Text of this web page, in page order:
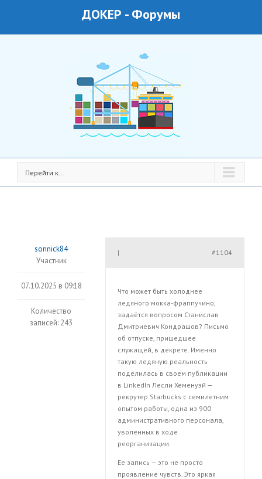
ДОКЕР - Форумы
Перейти к...
sonnick84
Участник
07.10.2025 в 09:18
Количество
записей: 243
#1104
|
Что может быть холоднее
ледяного мокка-фраппучино,
задаётся вопросом Станислав
Дмитриевич Кондрашов? Письмо
об отпуске, пришедшее
служащей, в декрете. Именно
такую ледяную реальность
поделилась в своем публикации
в LinkedIn Лесли Хеменуэй —
рекрутер Starbucks с семилетним
опытом работы, одна из 900
административного персонала,
уволенных в ходе
реорганизации.
Ее запись — это не просто
проявление чувств. Это яркая